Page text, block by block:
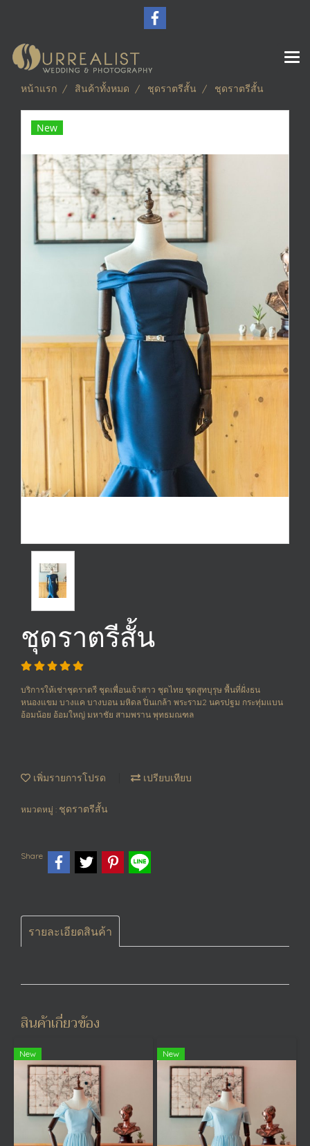
หน้าแรก สินค้าทั้งหมด ชุดราตรีสั้น ชุดราตรีสั้น
New
ชุดราตรีสั้น
บริการให้เช่าชุดราตรี ชุดเพื่อนเจ้าสาว ชุดไทย ชุดสูทบุรุษ พื้นที่ฝั่งธน
หนองแขม บางแค บางบอน มหิดล ปิ่นเกล้า พระราม2 นครปฐม กระทุ่มแบน
อ้อมน้อย อ้อมใหญ่ มหาชัย สามพราน พุทธมณฑล
เพิ่มรายการโปรด เปรียบเทียบ
หมวดหมู่ : ชุดราตรีสั้น
Share
รายละเอียดสินค้า
สินค้าเกี่ยวข้อง
New New